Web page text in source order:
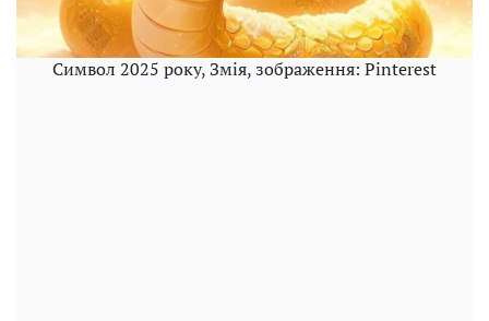
Символ 2025 року, Змія, зображення: Pinterest